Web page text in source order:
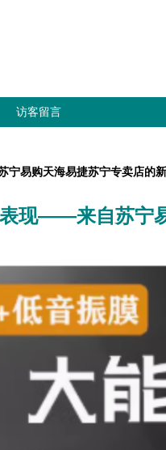
访客留言
易购天海易捷苏宁专卖店的
现——来自苏宁